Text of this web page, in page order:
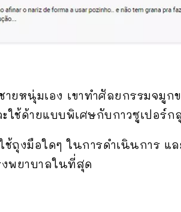
ายหนุ่มเอง เขาทำศัลยกรรมจมู
ะใช้ด้ายแบบพิเศษกับกาวซูเปอร์
ช้ถุงมือใดๆ ในการดำเนินการ
งพยาบาลในที่สุด